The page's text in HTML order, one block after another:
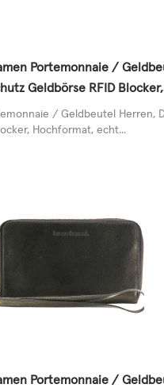
Portemonnaie /
Geldbörse RFID Blocker,
Leder, taupe/ Geldbeutel Herren,
Hochformat, echt...
Portemonnaie /